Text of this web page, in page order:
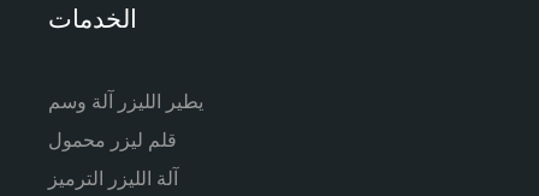
الخدمات
يطير الليزر آلة وسم
قلم ليزر محمول
آلة الليزر الترميز